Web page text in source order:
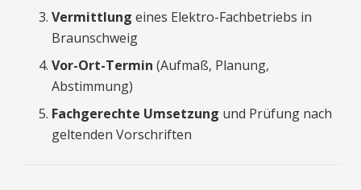
Vermittlung eines Elektro-Fachbetriebs in
Braunschweig
Vor-Ort-Termin (Aufmaß, Planung,
Abstimmung)
Fachgerechte Umsetzung und Prüfung nach
geltenden Vorschriften